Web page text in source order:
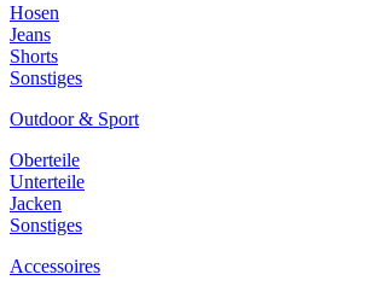
Hosen
Jeans
Shorts
Sonstiges
Outdoor & Sport
Oberteile
Unterteile
Jacken
Sonstiges
Accessoires